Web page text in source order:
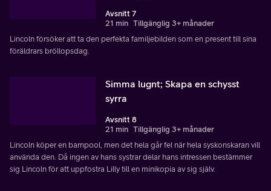
Avsnitt 7
21 min Tillgänglig 3+ månader
Lincoln försöker att ta den perfekta familjebilden som en present till sina
föräldrars bröllopsdag.
Simma lugnt; Skapa en schysst
syrra
Avsnitt 8
21 min Tillgänglig 3+ månader
Lincoln köper en barnpool, men det hela går fel när hela syskonskaran vill
använda den. Då ingen av hans systrar delar hans intressen bestämmer
sig Lincoln för att uppfostra Lilly till en minikopia av sig själv.